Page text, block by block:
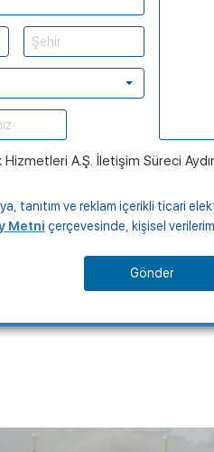
A.Ş. İletişim Süreci
tanıtım ve reklam içerikli ticari
Metni çerçevesinde, kişisel
Gönder